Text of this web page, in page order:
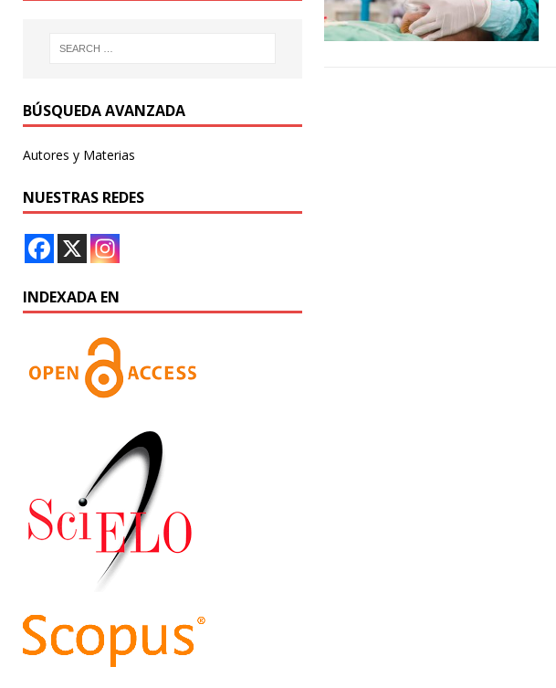
BÚSQUEDA AVANZADA
Autores y Materias
NUESTRAS REDES
INDEXADA EN